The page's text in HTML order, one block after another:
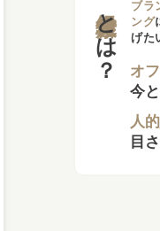
とは？
ブラ
ング
げた
オ
今
人
目